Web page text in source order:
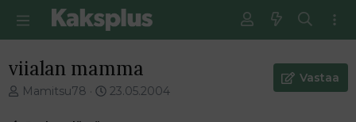
viialan mamma
V
Mamitsu78
E
23.05.2004
Vastaa